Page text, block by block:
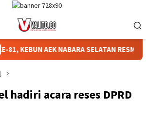
AEK NABARA SELATAN RESMI GELAR
hadiri acara reses DPRD